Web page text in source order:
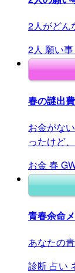
2人がどん
2人 願い事
春の謎出
お金がな
ったけど
お金 春
青春余命
あなたの
診断 占い